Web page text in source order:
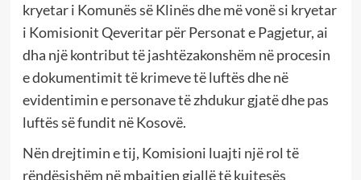
kryetar i Komunës së Klinës dhe më vonë si kryetar
i Komisionit Qeveritar për Personat e Pagjetur, ai
dha një kontribut të jashtëzakonshëm në procesin
e dokumentimit të krimeve të luftës dhe në
evidentimin e personave të zhdukur gjatë dhe pas
luftës së fundit në Kosovë.
Nën drejtimin e tij, Komisioni luajti një rol të
rëndësishëm në mbajtjen gjallë të kujtesës